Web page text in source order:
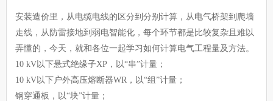
安装造价里，从电缆电线的区分到分别计算，从电气桥架到爬墙
走线，从防雷接地到弱电智能化，每个环节都是比较复杂且难以
弄懂的，今天，就和各位一起学习如何计算电气工程量及方法。
10 kV以下悬式绝缘子XP，以“串”计量；
10 kV以下户外高压熔断器WR，以“组”计量；
钢穿通板，以“块”计量；